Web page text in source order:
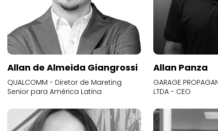
Allan de Almeida Giangrossi
QUALCOMM - Diretor de Mareting
Senior para América Latina
Allan Panza
GARAGE
LTDA - CEO